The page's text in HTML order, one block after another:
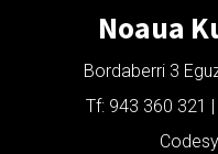
Noaua
Bordaberri 3
Tf: 943 360 321